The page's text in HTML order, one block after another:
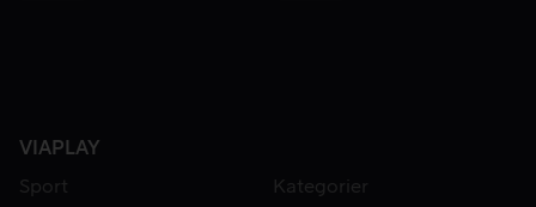
VIAPLAY
Sport
Kategorier